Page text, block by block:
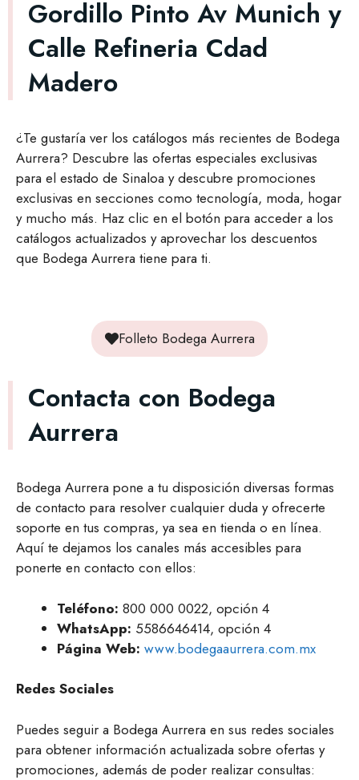
Gordillo Pinto Av Munich y
Calle Refineria Cdad
Madero
¿Te gustaría ver los catálogos más recientes de Bodega
Aurrera? Descubre las ofertas especiales exclusivas
para el estado de Sinaloa y descubre promociones
exclusivas en secciones como tecnología, moda, hogar
y mucho más. Haz clic en el botón para acceder a los
catálogos actualizados y aprovechar los descuentos
que Bodega Aurrera tiene para ti.
Folleto Bodega Aurrera
Contacta con Bodega
Aurrera
Bodega Aurrera pone a tu disposición diversas formas
de contacto para resolver cualquier duda y ofrecerte
soporte en tus compras, ya sea en tienda o en línea.
Aquí te dejamos los canales más accesibles para
ponerte en contacto con ellos:
Teléfono: 800 000 0022, opción 4
WhatsApp: 5586646414, opción 4
Página Web: www.bodegaaurrera.com.mx
Redes Sociales
Puedes seguir a Bodega Aurrera en sus redes sociales
para obtener información actualizada sobre ofertas y
promociones, además de poder realizar consultas: